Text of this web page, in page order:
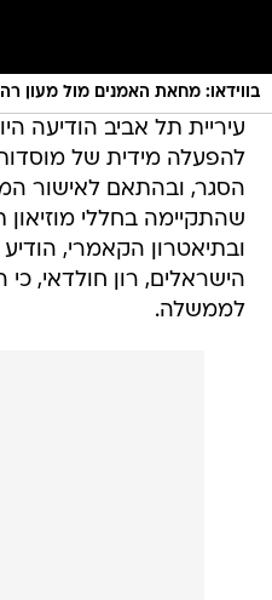
בווידאו: מחאת האמנים מול מעון
עיריית תל אביב הודיעה
להפעלה מידית של
הסגר, ובהתאם לאישור
שהתקיימה בחללי
ובתיאטרון הקאמרי,
הישראלים, רון חולדאי,
לממשלה.